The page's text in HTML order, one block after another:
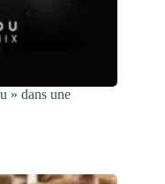
» dans une